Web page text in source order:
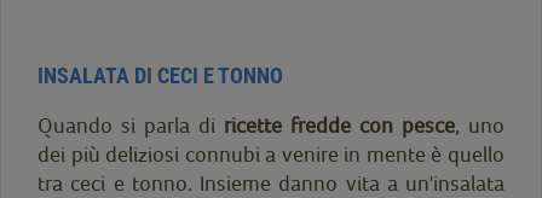
INSALATA DI CECI E TONNO
Quando si parla di ricette fredde con pesce, uno
dei più deliziosi connubi a venire in mente è quello
tra ceci e tonno. Insieme danno vita a un'insalata